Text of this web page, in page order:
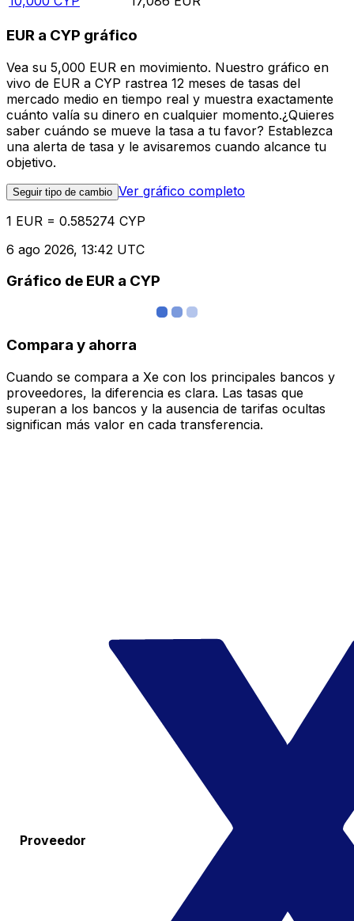
EUR a CYP gráfico
Vea su 5,000 EUR en movimiento. Nuestro gráfico en
vivo de EUR a CYP rastrea 12 meses de tasas del
mercado medio en tiempo real y muestra exactamente
cuánto valía su dinero en cualquier momento.¿Quieres
saber cuándo se mueve la tasa a tu favor? Establezca
una alerta de tasa y le avisaremos cuando alcance tu
objetivo.
Seguir tipo de cambio Ver gráfico completo
1 EUR = 0.585274 CYP
6 ago 2026, 13:42 UTC
Gráfico de EUR a CYP
Compara y ahorra
Cuando se compara a Xe con los principales bancos y
proveedores, la diferencia es clara. Las tasas que
superan a los bancos y la ausencia de tarifas ocultas
significan más valor en cada transferencia.
Proveedor